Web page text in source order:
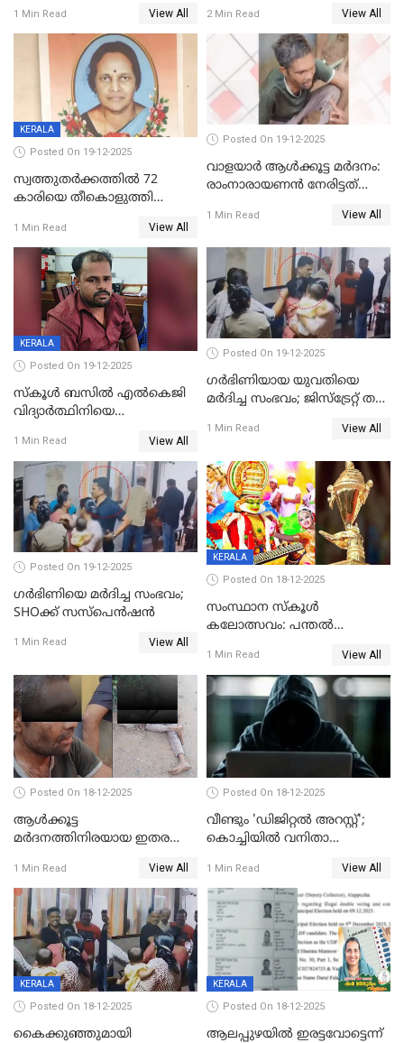
1 Min Read View All
അംഗ സംഘമെന്ന് വിവരം
2 Min Read View All
KERALA
Posted On 19-12-2025
സ്വത്തുതര്‍ക്കത്തില്‍ 72
കാരിയെ തീകൊളുത്തി
ക്രൂരകൊലപാതകത്തില്‍
സഹോദരിപുത്രന് ജീവപര്യന്തം
1 Min Read View All
Posted On 19-12-2025
വാളയാർ ആൾക്കൂട്ട മർദനം:
രാംനാരായണൻ നേരിട്ടത്
നാൽപ്പതിലേറെ
റിപ്പോർട്ട്
1 Min Read View All
KERALA
Posted On 19-12-2025
സ്കൂൾ ബസിൽ എൽകെജി
വിദ്യാര്‍ത്ഥിനിയെ
ക്ലീനര്‍ പിടിയിൽ
1 Min Read View All
Posted On 19-12-2025
ഗര്‍ഭിണിയായ യുവതിയെ
മര്‍ദിച്ച സംഭവം; ജിസ്‌ട്രേറ്റ് തല
യുവതി
1 Min Read View All
Posted On 19-12-2025
ഗര്‍ഭിണിയെ മർദിച്ച സംഭവം;
SHOക്ക് സസ്പെൻഷൻ
1 Min Read View All
KERALA
Posted On 18-12-2025
സംസ്ഥാന സ്കൂൾ
കലോത്സവം: പന്തൽ
1 Min Read View All
Posted On 18-12-2025
ആൾക്കൂട്ട
മർദനത്തിനിരയായ ഇതര
നടുക്കുന്ന സംഭവം
വാളയാറിൽ
1 Min Read View All
Posted On 18-12-2025
വീണ്ടും 'ഡിജിറ്റല്‍ അറസ്റ്റ്';
കൊച്ചിയില്‍ വനിതാ
കോടി രൂപ
1 Min Read View All
KERALA
Posted On 18-12-2025
കൈക്കുഞ്ഞുമായി
KERALA
Posted On 18-12-2025
ആലപ്പുഴയിൽ ഇരട്ടവോട്ടെന്ന്